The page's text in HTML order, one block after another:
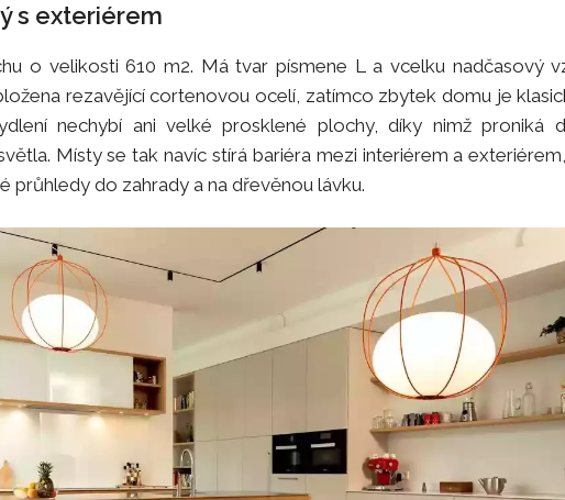
s exteriérem
o velikosti 610 m2. Má tvar písmene L a vcelku nadčasový
rezavějící cortenovou ocelí, zatímco zbytek domu je
nechybí ani velké prosklené plochy, díky nimž proniká
Místy se tak navíc stírá bariéra mezi interiérem a
průhledy do zahrady a na dřevěnou lávku.